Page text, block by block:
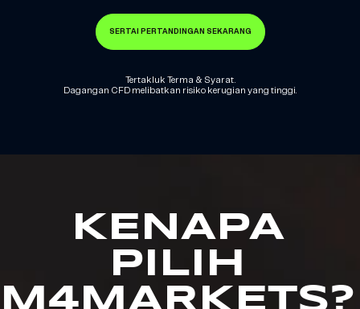
SERTAI PERTANDINGAN SEKARANG
Tertakluk Terma & Syarat.
Dagangan CFD melibatkan risiko kerugian yang tinggi.
KENAPA
PILIH
M4MARKETS?